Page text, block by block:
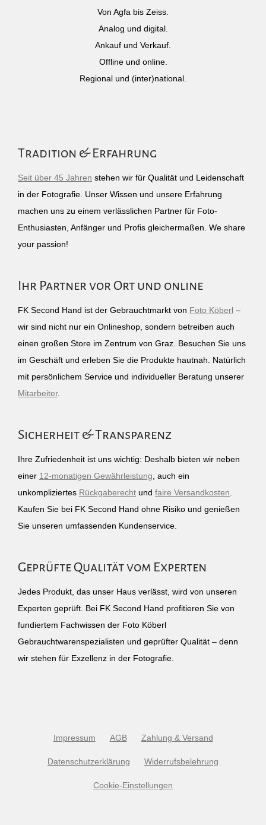
Von Agfa bis Zeiss.
Analog und digital.
Ankauf und Verkauf.
Offline und online.
Regional und (inter)national.
Tradition & Erfahrung
Seit über 45 Jahren stehen wir für Qualität und Leidenschaft
in der Fotografie. Unser Wissen und unsere Erfahrung
machen uns zu einem verlässlichen Partner für Foto-
Enthusiasten, Anfänger und Profis gleichermaßen. We share
your passion!
Ihr Partner vor Ort und online
FK Second Hand ist der Gebrauchtmarkt von Foto Köberl –
wir sind nicht nur ein Onlineshop, sondern betreiben auch
einen großen Store im Zentrum von Graz. Besuchen Sie uns
im Geschäft und erleben Sie die Produkte hautnah. Natürlich
mit persönlichem Service und individueller Beratung unserer
Mitarbeiter.
Sicherheit & Transparenz
Ihre Zufriedenheit ist uns wichtig: Deshalb bieten wir neben
einer 12-monatigen Gewährleistung , auch ein
unkompliziertes Rückgaberecht und faire Versandkosten
Kaufen Sie bei FK Second Hand ohne Risiko und genießen
Sie unseren umfassenden Kundenservice.
Geprüfte Qualität vom Experten
Jedes Produkt, das unser Haus verlässt, wird von unseren
Experten geprüft. Bei FK Second Hand profitieren Sie von
fundiertem Fachwissen der Foto Köberl
Gebrauchtwarenspezialisten und geprüfter Qualität – denn
wir stehen für Exzellenz in der Fotografie.
Impressum AGB Zahlung & Versand
Datenschutzerklärung Widerrufsbelehrung
Cookie-Einstellungen